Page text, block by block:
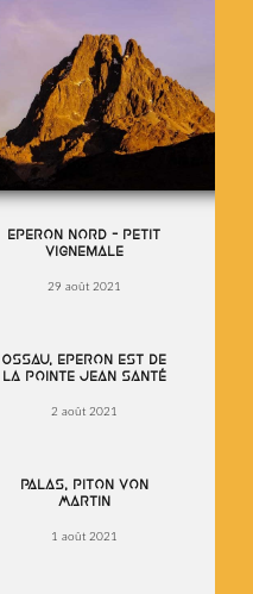
Eperon Nord – Petit
Vignemale
29 août 2021
Ossau, Eperon Est de
la pointe Jean Santé
2 août 2021
Palas, Piton Von
Martin
1 août 2021